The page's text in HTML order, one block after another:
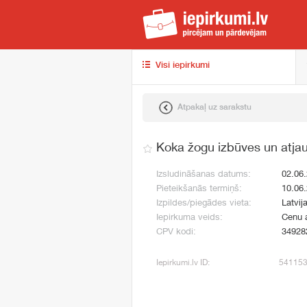
Visi iepirkumi
Atpakaļ uz sarakstu
Koka žogu izbūves un
Izsludināšanas datums:
Pieteikšanās termiņš:
Izpildes/piegādes vieta:
Iepirkuma veids:
Cenu
CPV kodi:
Iepirkumi.lv ID: